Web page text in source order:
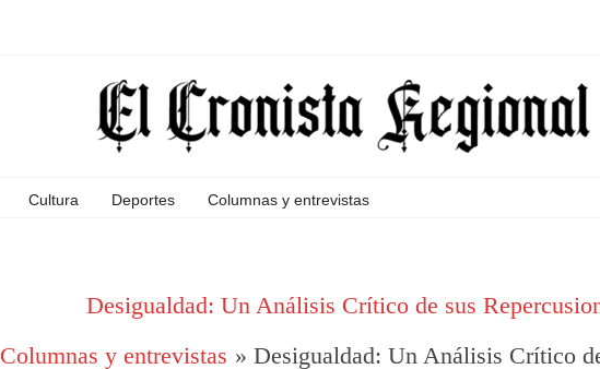
Cultura Deportes Columnas y entrevistas
Desigualdad: Un Análisis Crítico de sus
Columnas y entrevistas Desigualdad: Un Análisis Crítico